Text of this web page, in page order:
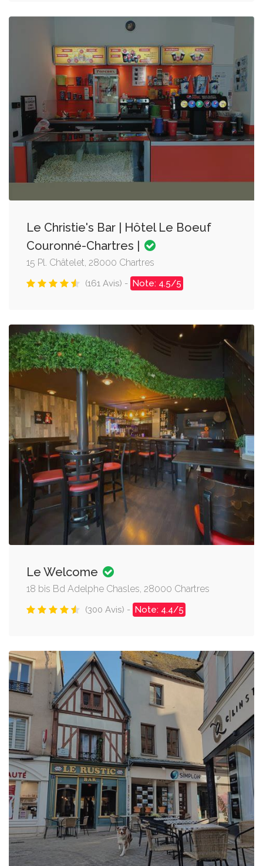
Le Christie's Bar | Hôtel Le Boeuf
Couronné-Chartres |
15 Pl. Châtelet, 28000 Chartres
(161 Avis) - Note: 4.5/5
Le Welcome
18 bis Bd Adelphe Chasles, 28000 Chartres
(300 Avis) - Note: 4.4/5